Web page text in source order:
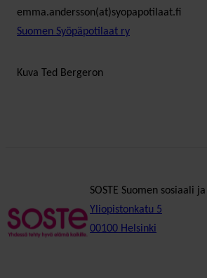
emma.andersson(at)syopapotilaat.fi
Suomen Syöpäpotilaat ry
Kuva Ted Bergeron
SOSTE Suomen sosiaali
Yliopistonkatu 5
00100 Helsinki